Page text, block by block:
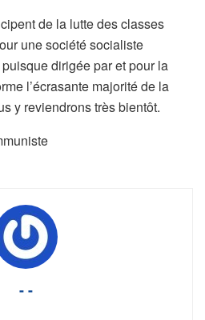
de la lutte des classes
une société socialiste
dirigée par et pour la
l’écrasante majorité de la
y reviendrons très bientôt.
- -